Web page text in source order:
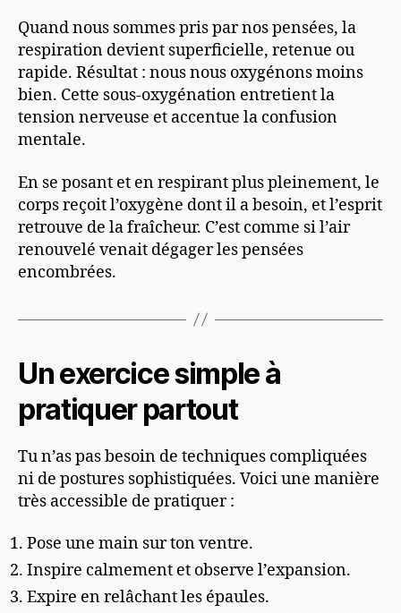
Quand nous sommes pris par nos pensées, la
respiration devient superficielle, retenue ou
rapide. Résultat : nous nous oxygénons moins
bien. Cette sous-oxygénation entretient la
tension nerveuse et accentue la confusion
mentale.
En se posant et en respirant plus pleinement, le
corps reçoit l’oxygène dont il a besoin, et l’esprit
retrouve de la fraîcheur. C’est comme si l’air
renouvelé venait dégager les pensées
encombrées.
Un exercice simple à
pratiquer partout
Tu n’as pas besoin de techniques compliquées
ni de postures sophistiquées. Voici une manière
très accessible de pratiquer :
Pose une main sur ton ventre.
Inspire calmement et observe l’expansion.
Expire en relâchant les épaules.